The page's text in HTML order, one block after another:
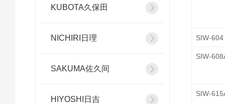
KUBOTA久保田
NICHIRI日理
SAKUMA佐久间
HIYOSHI日吉
SIW-604
SIW-
SIW-